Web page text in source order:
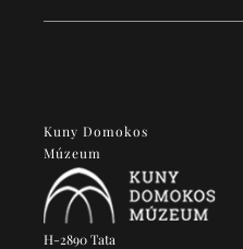
Kuny Domokos
Múzeum
H-2890 Tata